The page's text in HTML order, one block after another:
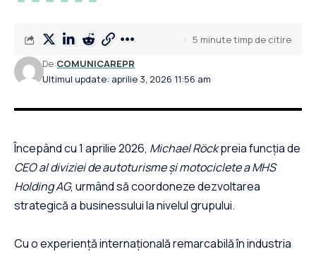
Ultimul update: aprilie 3, 2026 11:56 am
De:COMUNICAREPR
5 minute timp de citire
Începând cu 1 aprilie 2026, Michael Röckpreia funcția de
CEO al diviziei de autoturisme și motociclete a MHS
Holding AG, urmând să coordoneze dezvoltarea
strategică a businessului la nivelul grupului.
Cu o experiență internațională remarcabilă în industria